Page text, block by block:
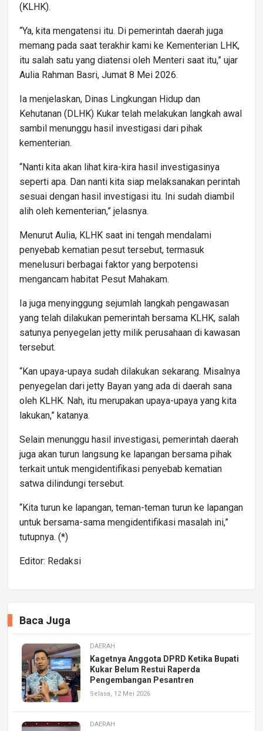
(KLHK).
“Ya, kita mengatensi itu. Di pemerintah daerah juga
memang pada saat terakhir kami ke Kementerian LHK,
itu salah satu yang diatensi oleh Menteri saat itu,” ujar
Aulia Rahman Basri, Jumat 8 Mei 2026.
Ia menjelaskan, Dinas Lingkungan Hidup dan
Kehutanan (DLHK) Kukar telah melakukan langkah awal
sambil menunggu hasil investigasi dari pihak
kementerian.
“Nanti kita akan lihat kira-kira hasil investigasinya
seperti apa. Dan nanti kita siap melaksanakan perintah
sesuai dengan hasil investigasi itu. Ini sudah diambil
alih oleh kementerian,” jelasnya.
Menurut Aulia, KLHK saat ini tengah mendalami
penyebab kematian pesut tersebut, termasuk
menelusuri berbagai faktor yang berpotensi
mengancam habitat Pesut Mahakam.
Ia juga menyinggung sejumlah langkah pengawasan
yang telah dilakukan pemerintah bersama KLHK, salah
satunya penyegelan jetty milik perusahaan di kawasan
tersebut.
“Kan upaya-upaya sudah dilakukan sekarang. Misalnya
penyegelan dari jetty Bayan yang ada di daerah sana
oleh KLHK. Nah, itu merupakan upaya-upaya yang kita
lakukan,” katanya.
Selain menunggu hasil investigasi, pemerintah daerah
juga akan turun langsung ke lapangan bersama pihak
terkait untuk mengidentifikasi penyebab kematian
satwa dilindungi tersebut.
“Kita turun ke lapangan, teman-teman turun ke lapangan
untuk bersama-sama mengidentifikasi masalah ini,”
tutupnya. (*)
Editor: Redaksi
Baca Juga
DAERAH
Kagetnya Anggota DPRD Ketika Bupati
Kukar Belum Restui Raperda
Pengembangan Pesantren
Selasa, 12 Mei 2026
DAERAH